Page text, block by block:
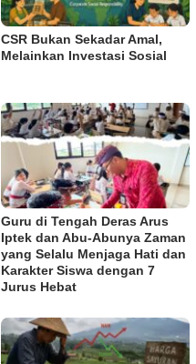
CSR Bukan Sekadar Amal,
Melainkan Investasi Sosial
Guru di Tengah Deras Arus
Iptek dan Abu-Abunya Zaman
yang Selalu Menjaga Hati dan
Karakter Siswa dengan 7
Jurus Hebat